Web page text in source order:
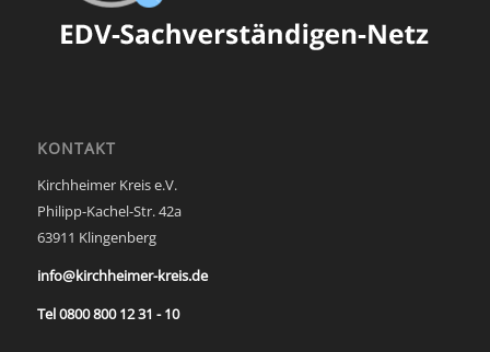
KONTAKT
Kirchheimer Kreis e.V.
Philipp-Kachel-Str. 42a
63911 Klingenberg
info@kirchheimer-kreis.de
Tel 0800 800 12 31 - 10